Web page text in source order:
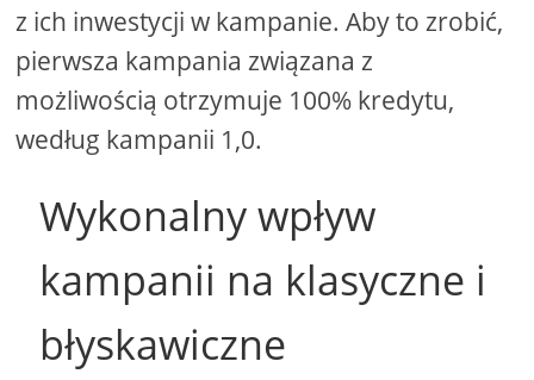
z ich inwestycji w kampanie. Aby to zrobić,
pierwsza kampania związana z
możliwością otrzymuje 100% kredytu,
według kampanii 1,0.
Wykonalny wpływ
kampanii na klasyczne i
błyskawiczne